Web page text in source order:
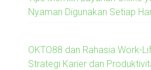
Nyaman Digunakan Setiap
OKTO88 dan Rahasia Work-
Strategi Karier dan